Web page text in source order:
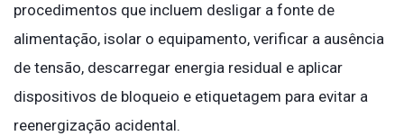
procedimentos que incluem desligar a fonte de
alimentação, isolar o equipamento, verificar a ausência
de tensão, descarregar energia residual e aplicar
dispositivos de bloqueio e etiquetagem para evitar a
reenergização acidental.